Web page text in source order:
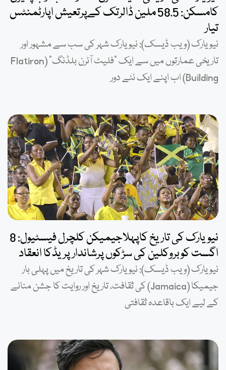
کامسکن: 58.5 ملین ڈالرتک کےپرتعیش اپارٹمنٹس
تیار
نیویارک (ویب ڈیسک): نیویارک شہر کی سب سے مشہور اور
تاریخی عمارتوں میں سے ایک ”فلیٹ آئرن بلڈنگ“ (Flatiron
Building) اب اپنے ایک نئے دور
نیویارک کی تاریخ کاپہلاجیمیکن کلچرل فیسٹیول: 8
اگست کوبروکلین کی سڑکوں پرشاندارپریڈکا انعقاد
نیویارک (ویب ڈیسک): نیویارک شہر کی تاریخ میں پہلی بار
جیمیکا (Jamaica) کی ثقافت، تاریخ اور روایت کا جشن منانے
کے لیے ایک باقاعدہ ثقافتی